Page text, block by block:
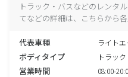
トラック・バスなどのレンタ
てなどの詳細は、こちらから
代表車種 ライト
ボディタイプ トラッ
営業時間 08:00-